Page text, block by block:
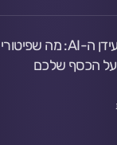
ביטחון תעסוקתי בעידן ה-AI: מה שפיטורי
על הכסף שלכם